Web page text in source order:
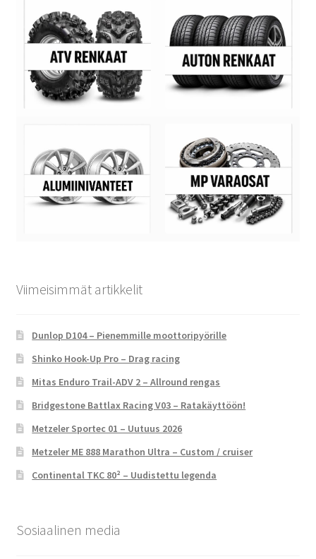
Viimeisimmät artikkelit
Dunlop D104 – Pienemmille moottoripyörille
Shinko Hook-Up Pro – Drag racing
Mitas Enduro Trail-ADV 2 – Allround rengas
Bridgestone Battlax Racing V03 – Ratakäyttöön!
Metzeler Sportec 01 – Uutuus 2026
Metzeler ME 888 Marathon Ultra – Custom / cruiser
Continental TKC 80² – Uudistettu legenda
Sosiaalinen media